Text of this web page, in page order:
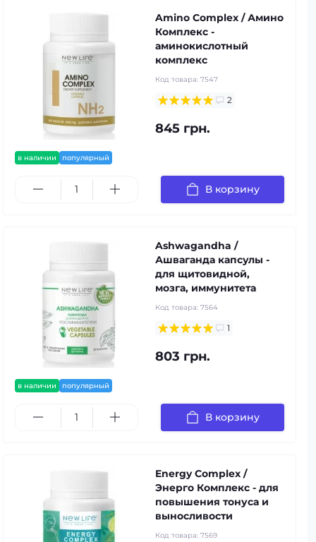
в наличии популярный
Amino Complex / Амино
Комплекс -
аминокислотный
комплекс
Код товара: 7547
2
845 грн.
В корзину
в наличии популярный
Ashwagandha /
Ашваганда капсулы -
для щитовидной,
мозга, иммунитета
Код товара: 7564
1
803 грн.
В корзину
Energy Complex /
Энерго Комплекс - для
повышения тонуса и
выносливости
Код товара: 7569